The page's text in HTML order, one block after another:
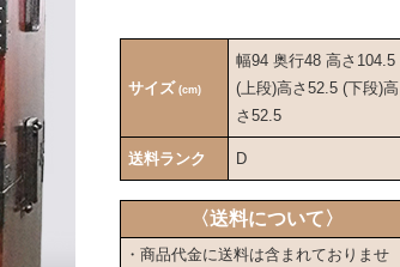
サイズ (cm)
幅94 奥行48 高さ104.5
(上段)高さ52.5 (下段)高
さ52.5
送料ランク D